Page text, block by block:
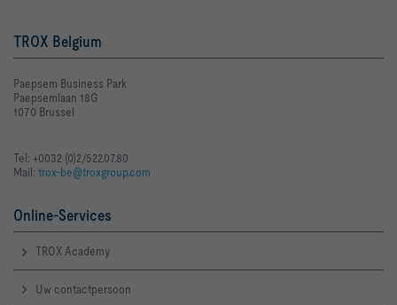
TROX Belgium
Paepsem Business Park
Paepsemlaan 18G
1070 Brussel
Tel: +0032 (0)2/522.07.80
Mail: trox-be@troxgroup.com
Online-Services
TROX Academy
Uw contactpersoon